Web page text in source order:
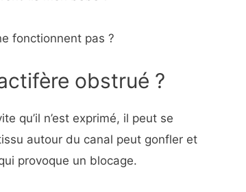
fonctionnent pas ?
obstrué ?
qu’il n’est exprimé, il peut se
autour du canal peut gonfler et
provoque un blocage.